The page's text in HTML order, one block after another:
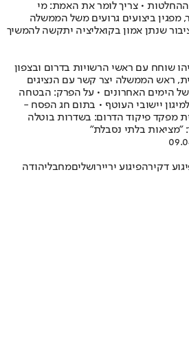
• צריך לומר את האמת: מי
מפגין ביצועים גרועים משל הממשלה
שנתן אמון בקואליציה יתקשה להמשיך
ראש הממשלה יצר קשר עם הנציגים
הימים האחרונים • על הפרק: הבטחה
יישובי העוטף • בתום חג הפסח -
מפקד פיקוד הדרום: בשדרות בוטלה
"מציאות בלתי נסבלת"
דקירהפיגוע יריירושליםמחבליהודה